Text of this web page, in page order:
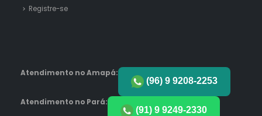
Registre-se
Atendimento no Amapá:
(96) 9 9208-2253
Atendimento no Pará:
(91) 9 9249-2330